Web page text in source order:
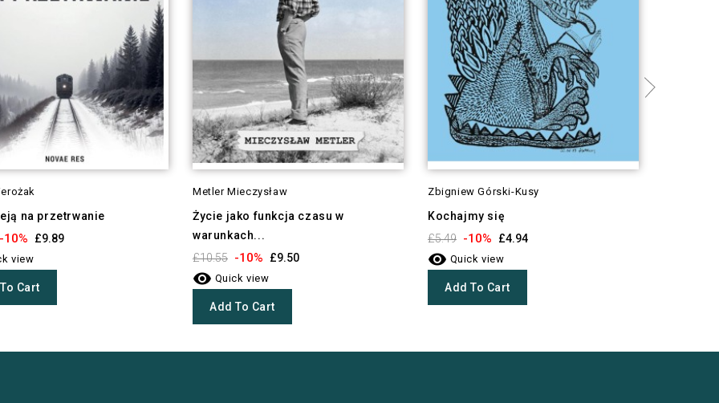
na przetrwanie
-10% £9.89
view
Cart
Metler Mieczysław
Życie jako funkcja czasu w
warunkach...
£10.55 -10% £9.50
 Quick view
Add To Cart
Zbigniew Górski-Kusy
Kochajmy się
£5.49 -10% £4.94
 Quick view
Add To Cart